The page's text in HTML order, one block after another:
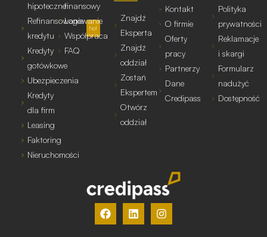
hipoteczne
Refinansowanie
kredytu
hot
Kredyty
gotówkowe
Ubezpieczenia
Kredyty
dla firm
Leasing
Faktoring
Nieruchomości
finansowy
Logowanie
Współpraca
FAQ
Znajdź
Eksperta
Znajdź
oddział
Zostań
Ekspertem
Otwórz
oddział
Kontakt
O firmie
Oferty
pracy
Partnerzy
Dane
Credipass
Polityka
prywatności
Reklamacje
i skargi
Formularz
nadużyć
Dostępność